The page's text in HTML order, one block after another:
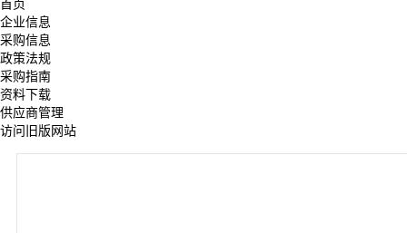
首页
企业信息
采购信息
政策法规
采购指南
资料下载
供应商管理
访问旧版网站